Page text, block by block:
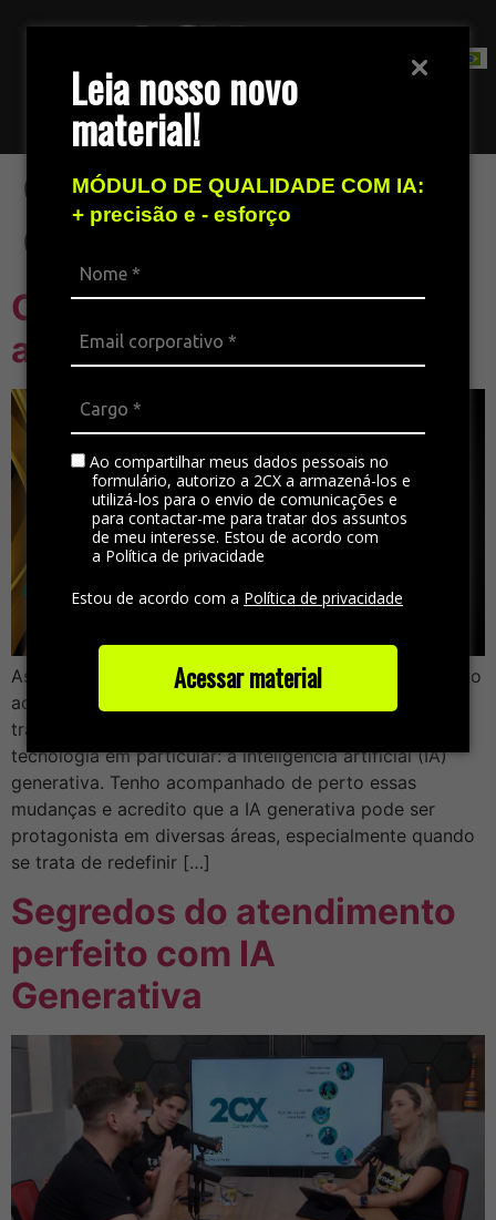
Leia nosso novo
material!
MÓDULO DE QUALIDADE COM IA:
+ precisão e - esforço
Ao compartilhar meus dados pessoais no
formulário, autorizo a 2CX a armazená-los e
utilizá-los para o envio de comunicações e
para contactar-me para tratar dos assuntos
de meu interesse. Estou de acordo com
a Política de privacidade
Estou de acordo com a Política de privacidade
Acessar material
Fale com nossa equipe de vendas
Categoria:IA
Generativa
O impacto da inteligência
artificial no atendimento
Assim como muitos setores, o mercado de atendimento
ao cliente está passando por uma grande
transformação com a chegada e expansão de uma
tecnologia em particular: a inteligência artificial (IA)
generativa. Tenho acompanhado de perto essas
mudanças e acredito que a IA generativa pode ser
protagonista em diversas áreas, especialmente quando
se trata de redefinir […]
Segredos do atendimento
perfeito com IA
Generativa